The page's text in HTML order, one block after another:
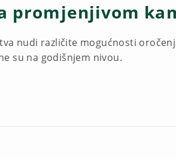
promjenjivom
nudi različite mogućnosti
su na godišnjem nivou.